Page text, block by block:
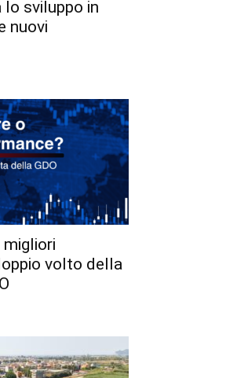
sviluppo in
nuovi
volto della